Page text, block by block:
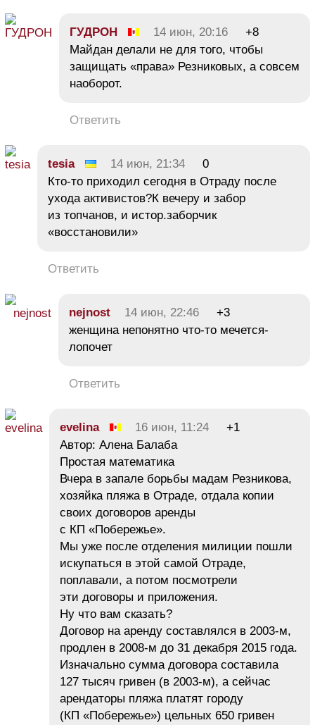
ГУДРОН 14 июн, 20:16
+8
Майдан делали не для того, чтобы
защищать «права» Резниковых, а совсем
наоборот.
Ответить
tesia 14 июн, 21:34
0
Кто-то приходил сегодня в Отраду после
ухода активистов?К вечеру и забор
из топчанов, и истор.заборчик
«восстановили»
Ответить
nejnost 14 июн, 22:46
+3
женщина непонятно что-то мечется-
лопочет
Ответить
evelina 16 июн, 11:24
+1
Автор: Алена Балаба
Простая математика
Вчера в запале борьбы мадам Резникова,
хозяйка пляжа в Отраде, отдала копии
своих договоров аренды
с КП «Побережье».
Мы уже после отделения милиции пошли
искупаться в этой самой Отраде,
поплавали, а потом посмотрели
эти договоры и приложения.
Ну что вам сказать?
Договор на аренду составлялся в 2003-м,
продлен в 2008-м до 31 декабря 2015 года.
Изначально сумма договора составила
127 тысяч гривен (в 2003-м), а сейчас
арендаторы пляжа платят городу
(КП «Побережье») цельных 650 гривен